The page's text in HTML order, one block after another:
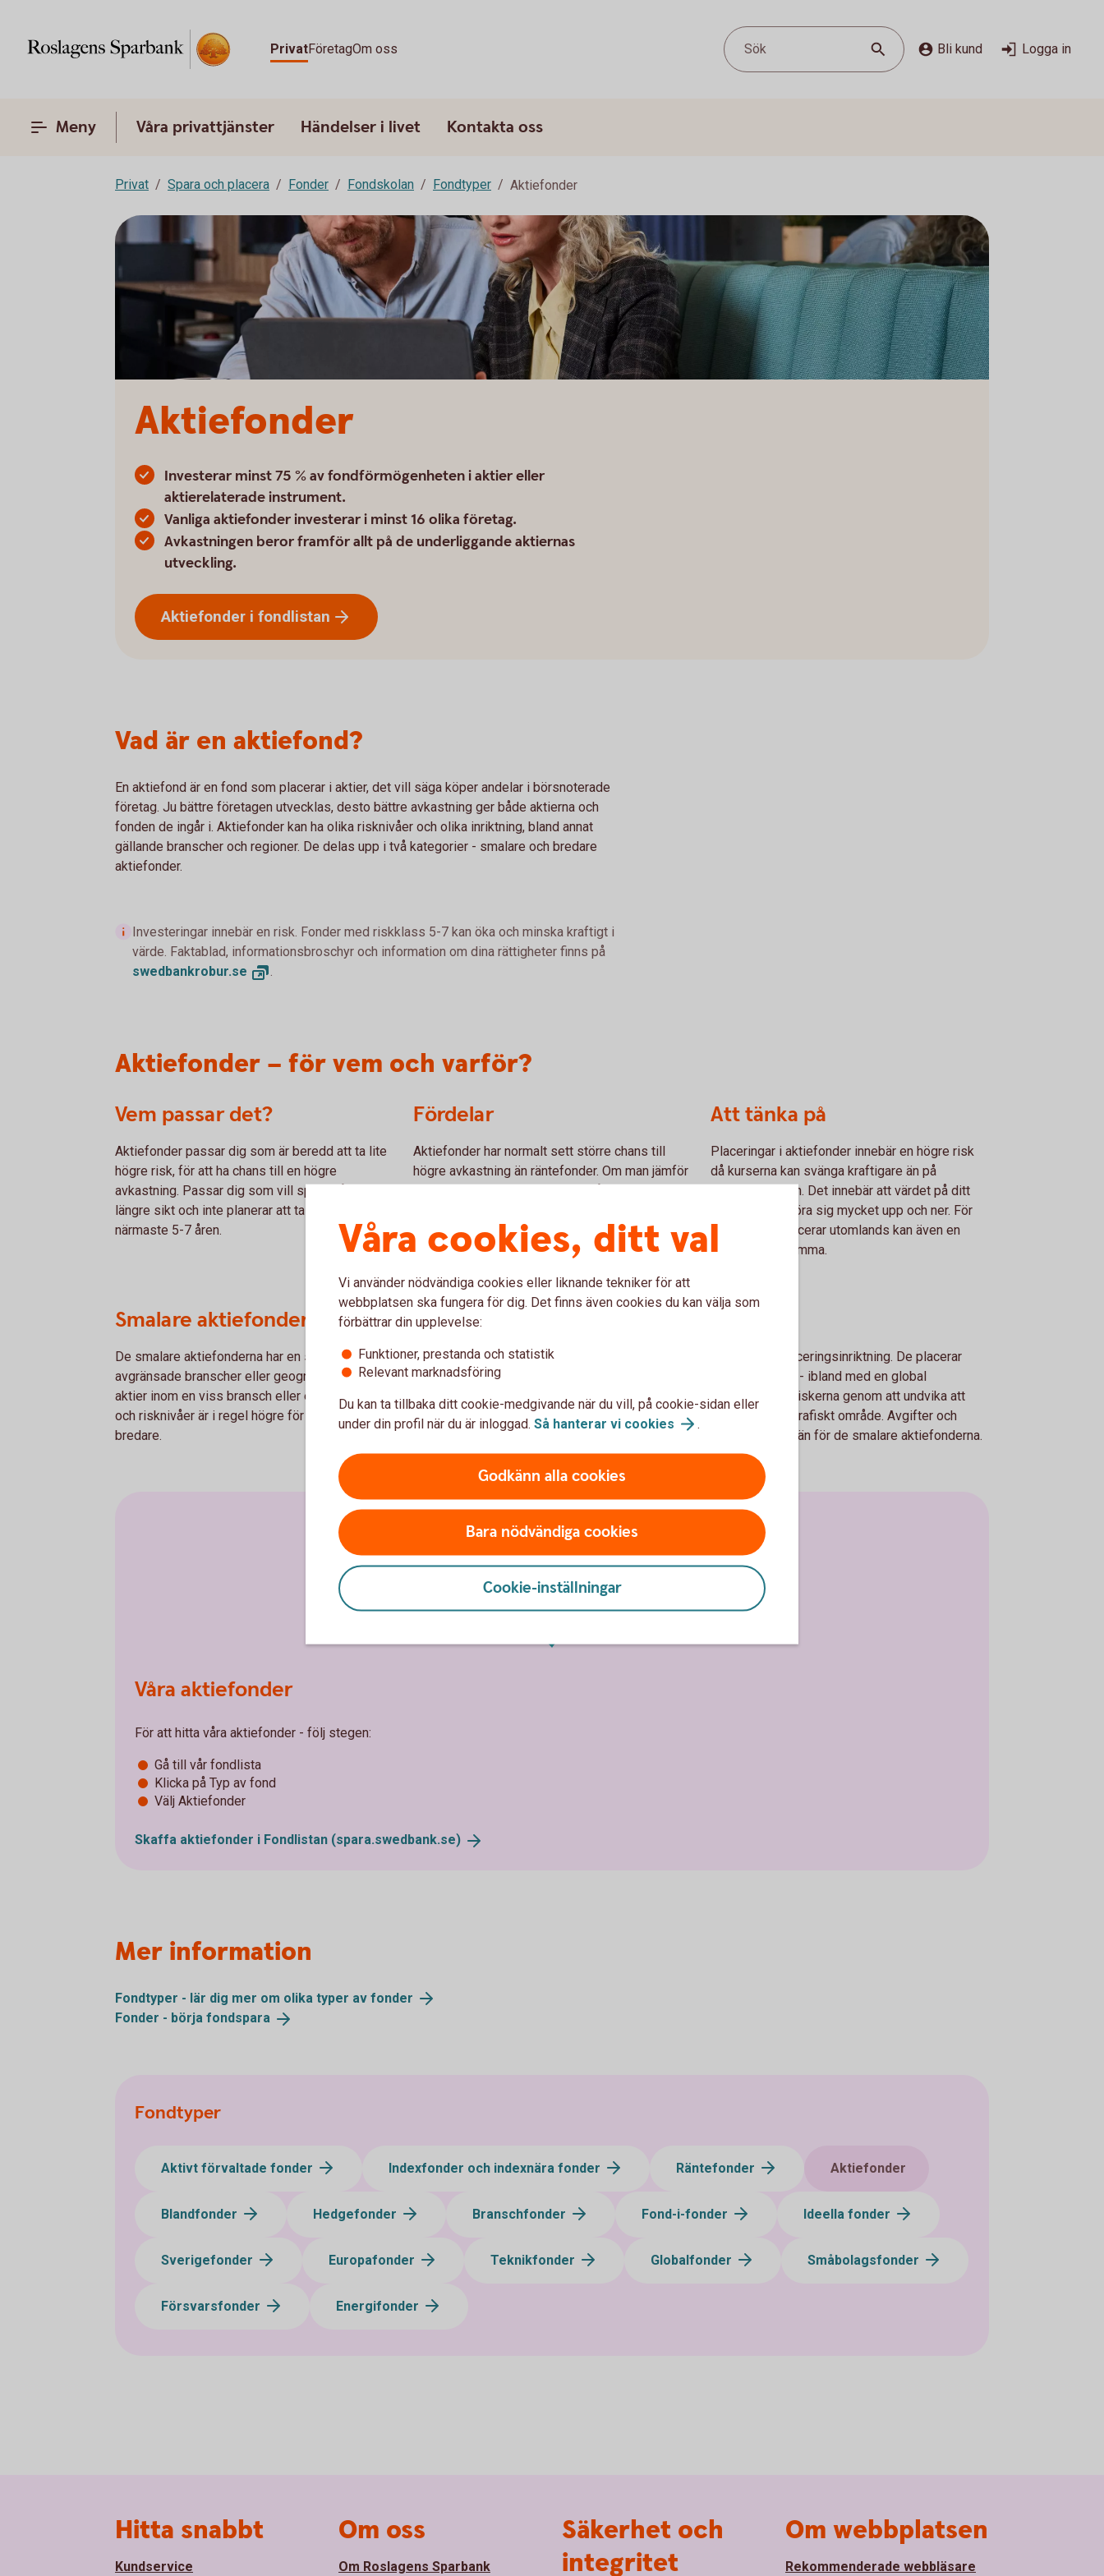
PrivatFöretagOm oss Sök Bli kund Logga in
Meny Våra privattjänster Händelser i livet Kontakta oss
Privat Spara och placera Fonder Fondskolan Fondtyper Aktiefonder
Aktiefonder
Investerar minst 75 % av fondförmögenheten i aktier eller
aktierelaterade instrument.
Vanliga aktiefonder investerar i minst 16 olika företag.
Avkastningen beror framför allt på de underliggande aktiernas
utveckling.
Aktiefonder i fondlistan
Vad är en aktiefond?
En aktiefond är en fond som placerar i aktier, det vill säga köper andelar i börsnoterade
företag. Ju bättre företagen utvecklas, desto bättre avkastning ger både aktierna och
fonden de ingår i. Aktiefonder kan ha olika risknivåer och olika inriktning, bland annat
gällande branscher och regioner. De delas upp i två kategorier - smalare och bredare
aktiefonder.
Investeringar innebär en risk. Fonder med riskklass 5-7 kan öka och minska kraftigt i
värde. Faktablad, informationsbroschyr och information om dina rättigheter finns på
swedbankrobur.se .
Aktiefonder – för vem och varför?
Vem passar det?
Aktiefonder passar dig som är beredd att ta lite
högre risk, för att ha chans till en högre
avkastning. Passar dig som vill spara på lite
längre sikt och inte planerar att ta ut pengarna de
närmaste 5-7 åren.
Fördelar
Aktiefonder har normalt sett större chans till
högre avkastning än räntefonder. Om man jämför
håller koll på företagen som ingår i fonden och
marknaden.
Att tänka på
Placeringar i aktiefonder innebär en högre risk
då kurserna kan svänga kraftigare än på
räntemarknaden. Det innebär att värdet på ditt
sparande kan röra sig mycket upp och ner. För
fonder som placerar utomlands kan även en
valutarisk tillkomma.
Smalare aktiefonder
De smalare aktiefonderna har en smal placeringsinriktning inom skarpt
avgränsade branscher eller geografiska områden. De köper alltså enbart
aktier inom en viss bransch eller ett visst geografiskt område. Avgifter
och risknivåer är i regel högre för de smalare aktiefonderna, än för de
bredare.
De bredare aktiefonderna har en bred placeringsinriktning. De placerar
inom flera olika branscher och marknader - ibland med en global
investeringsstrategi. Syftet är att sprida riskerna genom att undvika att
vara beroende av viss bransch eller geografiskt område. Avgifter och
risknivåer är i regel medelhöga och lägre än för de smalare aktiefonderna.
Våra aktiefonder
För att hitta våra aktiefonder - följ stegen:
Gå till vår fondlista
Klicka på Typ av fond
Välj Aktiefonder
Skaffa aktiefonder i Fondlistan (spara.swedbank.se)
Tips!
Mer information
Fondtyper - lär dig mer om olika typer av fonder
Fonder - börja fondspara
Fondtyper
Aktivt förvaltade fonder Indexfonder och indexnära fonder Räntefonder Aktiefonder
Blandfonder Hedgefonder Branschfonder Fond-i-fonder Ideella fonder
Sverigefonder Europafonder Teknikfonder Globalfonder Småbolagsfonder
Försvarsfonder Energifonder
Våra cookies, ditt val
Vi använder nödvändiga cookies eller liknande tekniker för att
webbplatsen ska fungera för dig. Det finns även cookies du kan välja som
förbättrar din upplevelse:
Funktioner, prestanda och statistik
Relevant marknadsföring
Du kan ta tillbaka ditt cookie-medgivande när du vill, på cookie-sidan eller
under din profil när du är inloggad. Så hanterar vi cookies .
Godkänn alla cookies
Bara nödvändiga cookies
Cookie-inställningar
Hitta snabbt
Kundservice
Om oss
Om Roslagens Sparbank
Säkerhet och
integritet
Om webbplatsen
Rekommenderade webbläsare